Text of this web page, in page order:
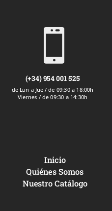

(+34) 954 001 525
de Lun a Jue / de 09:30 a 18:00h
Viernes / de 09:30 a 14:30h
Inicio
Quiénes Somos
Nuestro Catálogo